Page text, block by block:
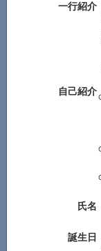
一行紹介
自己紹介
氏名
誕生日